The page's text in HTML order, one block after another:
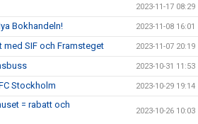
2023-11-17 08:29
Bokhandeln! 2023-11-08 16:01
SIF och Framsteget 2023-11-07 20:19
2023-10-31 11:53
Stockholm 2023-10-29 19:14
= rabatt och
2023-10-26 10:03